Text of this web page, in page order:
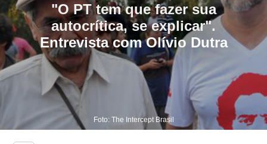
"O PT tem que fazer sua
autocrítica, se explicar".
Entrevista com Olívio Dutra
Foto: The Intercept Brasil